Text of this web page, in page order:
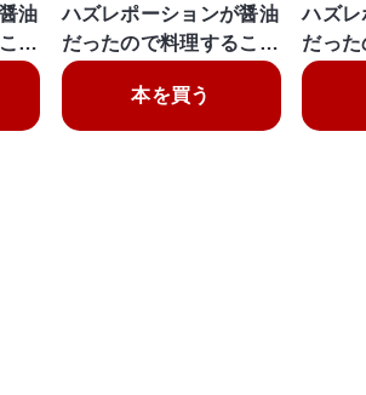
油
こ…
ハズレポーションが醤油
だったので料理するこ…
本を買う
ハズレ
だっ